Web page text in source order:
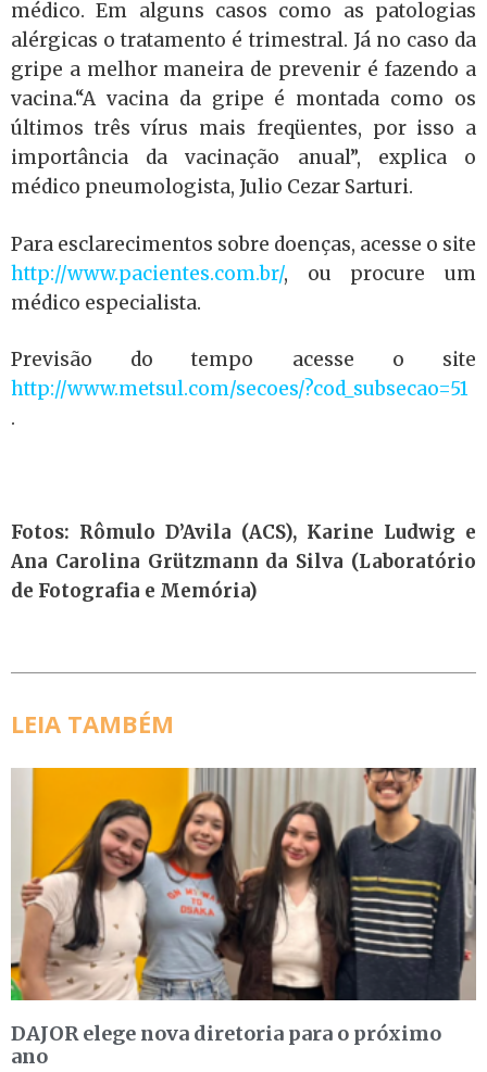
médico. Em alguns casos como as patologias
alérgicas o tratamento é trimestral. Já no caso da
gripe a melhor maneira de prevenir é fazendo a
vacina.“A vacina da gripe é montada como os
últimos três vírus mais freqüentes, por isso a
importância da vacinação anual”, explica o
médico pneumologista, Julio Cezar Sarturi.
Para esclarecimentos sobre doenças, acesse o site
http://www.pacientes.com.br/, ou procure um
médico especialista.
Previsão do tempo acesse o site
http://www.metsul.com/secoes/?cod_subsecao=51
.
Fotos: Rômulo D’Avila (ACS), Karine Ludwig e
Ana Carolina Grützmann da Silva (Laboratório
de Fotografia e Memória)
LEIA TAMBÉM
DAJOR elege nova diretoria para o próximo
ano